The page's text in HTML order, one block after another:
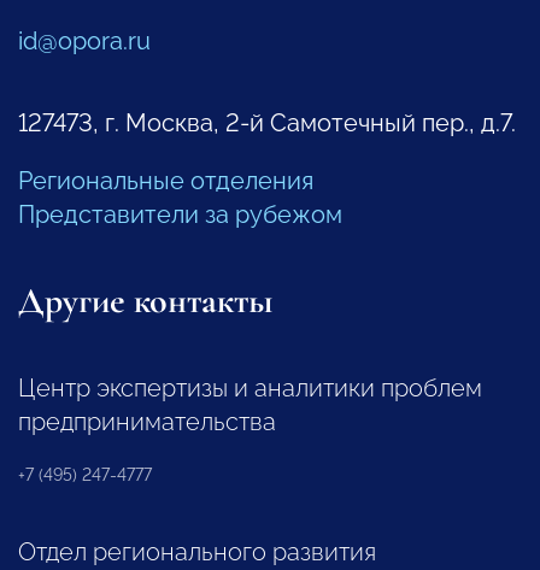
id@opora.ru
127473, г. Москва, 2-й Самотечный пер., д.7.
Региональные отделения
Представители за рубежом
Другие контакты
Центр экспертизы и аналитики проблем
предпринимательства
+7 (495) 247-4777
Отдел регионального развития